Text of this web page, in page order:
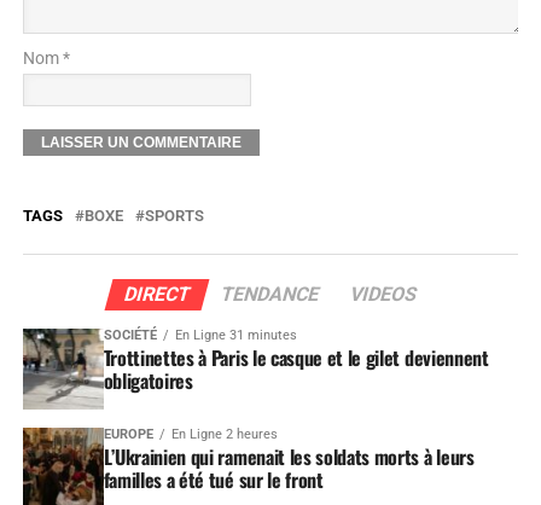
Nom *
TAGS BOXE SPORTS
DIRECT TENDANCE VIDEOS
SOCIÉTÉ En Ligne 31 minutes
Trottinettes à Paris le casque et le gilet deviennent
obligatoires
EUROPE En Ligne 2 heures
L’Ukrainien qui ramenait les soldats morts à leurs
familles a été tué sur le front